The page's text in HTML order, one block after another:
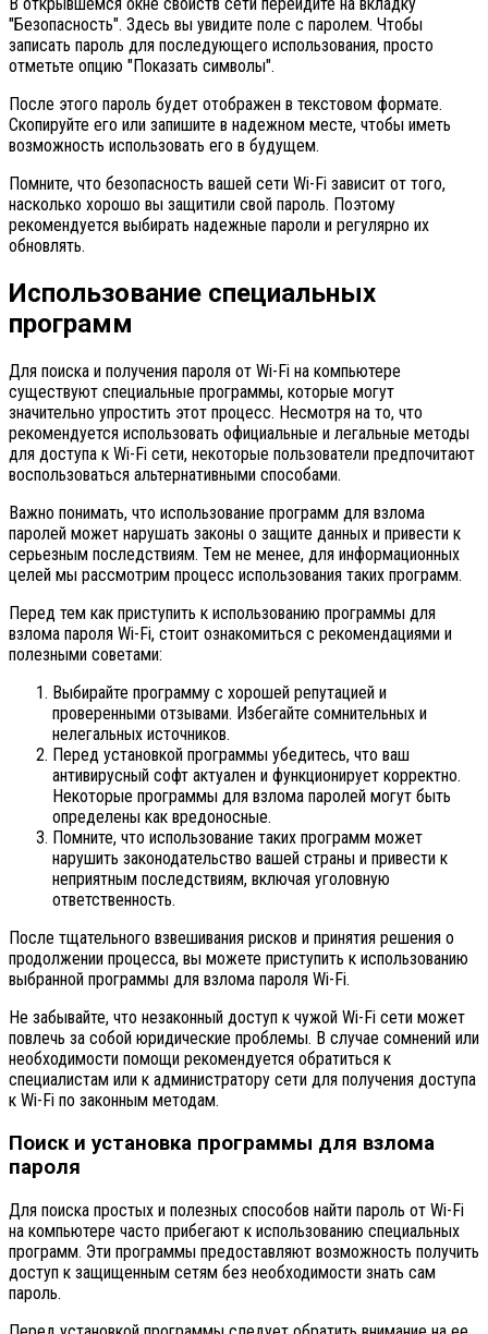
В открывшемся окне свойств сети перейдите на вкладку
"Безопасность". Здесь вы увидите поле с паролем. Чтобы
записать пароль для последующего использования, просто
отметьте опцию "Показать символы".
После этого пароль будет отображен в текстовом формате.
Скопируйте его или запишите в надежном месте, чтобы иметь
возможность использовать его в будущем.
Помните, что безопасность вашей сети Wi-Fi зависит от того,
насколько хорошо вы защитили свой пароль. Поэтому
рекомендуется выбирать надежные пароли и регулярно их
обновлять.
Использование специальных
программ
Для поиска и получения пароля от Wi-Fi на компьютере
существуют специальные программы, которые могут
значительно упростить этот процесс. Несмотря на то, что
рекомендуется использовать официальные и легальные методы
для доступа к Wi-Fi сети, некоторые пользователи предпочитают
воспользоваться альтернативными способами.
Важно понимать, что использование программ для взлома
паролей может нарушать законы о защите данных и привести к
серьезным последствиям. Тем не менее, для информационных
целей мы рассмотрим процесс использования таких программ.
Перед тем как приступить к использованию программы для
взлома пароля Wi-Fi, стоит ознакомиться с рекомендациями и
полезными советами:
Выбирайте программу с хорошей репутацией и
проверенными отзывами. Избегайте сомнительных и
нелегальных источников.
Перед установкой программы убедитесь, что ваш
антивирусный софт актуален и функционирует корректно.
Некоторые программы для взлома паролей могут быть
определены как вредоносные.
Помните, что использование таких программ может
нарушить законодательство вашей страны и привести к
неприятным последствиям, включая уголовную
ответственность.
После тщательного взвешивания рисков и принятия решения о
продолжении процесса, вы можете приступить к использованию
выбранной программы для взлома пароля Wi-Fi.
Не забывайте, что незаконный доступ к чужой Wi-Fi сети может
повлечь за собой юридические проблемы. В случае сомнений или
необходимости помощи рекомендуется обратиться к
специалистам или к администратору сети для получения доступа
к Wi-Fi по законным методам.
Поиск и установка программы для взлома
пароля
Для поиска простых и полезных способов найти пароль от Wi-Fi
на компьютере часто прибегают к использованию специальных
программ. Эти программы предоставляют возможность получить
доступ к защищенным сетям без необходимости знать сам
пароль.